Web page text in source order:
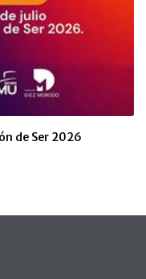
de Ser 2026